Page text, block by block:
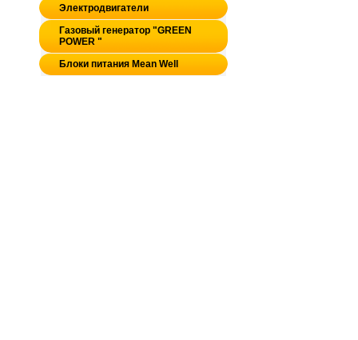
Электродвигатели
Газовый генератор "GREEN
POWER "
Блоки питания Mean Well